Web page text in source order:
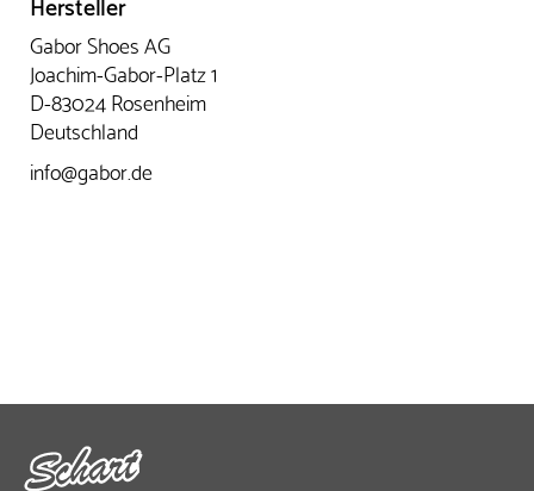
Gabor Shoes AG
Joachim-Gabor-Platz 1
D-83024 Rosenheim
Deutschland
info@gabor.de